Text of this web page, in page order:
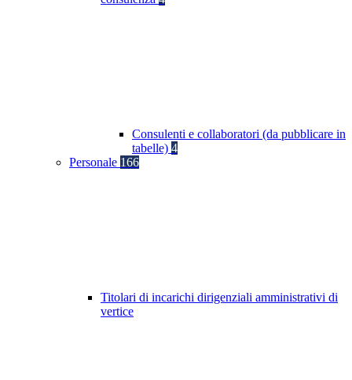
Consulenti e collaboratori (da pubblicare in
tabelle) 4
Personale 166
Titolari di incarichi dirigenziali amministrativi di
vertice